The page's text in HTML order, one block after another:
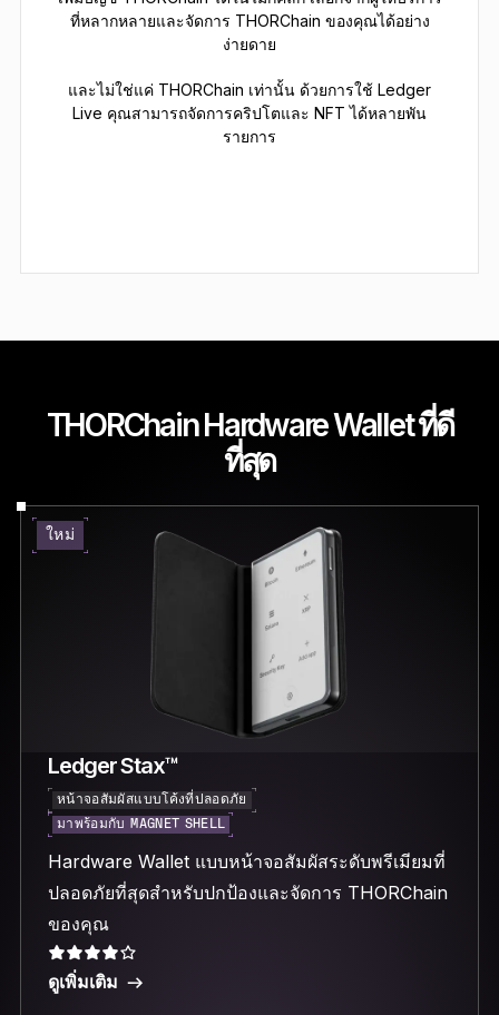
ที่หลากหลายและจัดการ THORChain ของคุณได้อย่าง
ง่ายดาย
และไม่ใช่แค่ THORChain เท่านั้น ด้วยการใช้ Ledger
Live คุณสามารถจัดการคริปโตและ NFT ได้หลายพัน
รายการ
THORChain Hardware Wallet ที่ดี
ที่สุด
ใหม่
Ledger Stax™
หน้าจอสัมผัสแบบโค้งที่ปลอดภัย
มาพร้อมกับ MAGNET SHELL
Hardware Wallet แบบหน้าจอสัมผัสระดับพรีเมียมที่
ปลอดภัยที่สุดสำหรับปกป้องและจัดการ THORChain
ของคุณ
ดูเพิ่มเติม